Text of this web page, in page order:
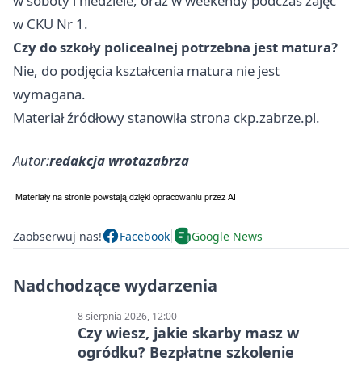
w CKU Nr 1.
Czy do szkoły policealnej potrzebna jest matura?
Nie, do podjęcia kształcenia matura nie jest
wymagana.
Materiał źródłowy stanowiła strona ckp.zabrze.pl.
Autor:redakcja wrotazabrza
Zaobserwuj nas! Facebook Google News
Nadchodzące wydarzenia
8 sierpnia 2026, 12:00
Czy wiesz, jakie skarby masz w
ogródku? Bezpłatne szkolenie